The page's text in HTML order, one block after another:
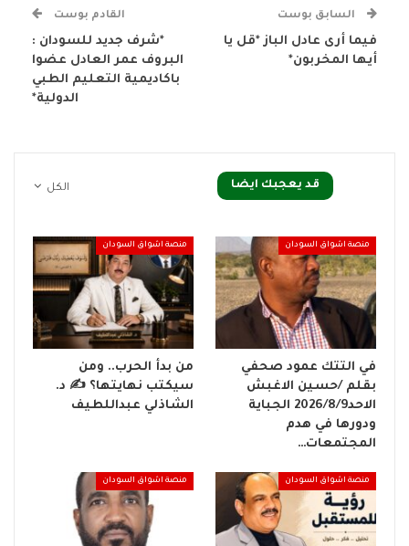
السابق بوست
فيما أرى عادل الباز *قل يا
أيها المخربون*
القادم بوست
*شرف جديد للسودان :
البروف عمر العادل عضوا
باكاديمية التعليم الطبي
الدولية*
الكل قد يعجبك ايضا
منصة اشواق السودان
في التتك عمود صحفي
بقلم /حسين الاغبش
الاحد2026/8/9 الجباية
ودورها في هدم
المجتمعات…
منصة اشواق السودان
من بدأ الحرب.. ومن
سيكتب نهايتها؟ ✍️ د.
الشاذلي عبداللطيف
منصة اشواق السودان منصة اشواق السودان